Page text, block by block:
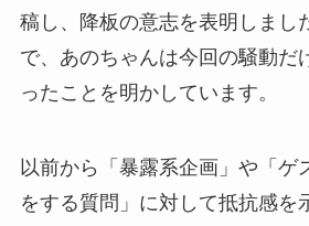
稿し、降板の意志を表明しまし
で、あのちゃんは今回の騒動だ
ったことを明かしています。
以前から「暴露系企画」や「ゲ
をする質問」に対して抵抗感を